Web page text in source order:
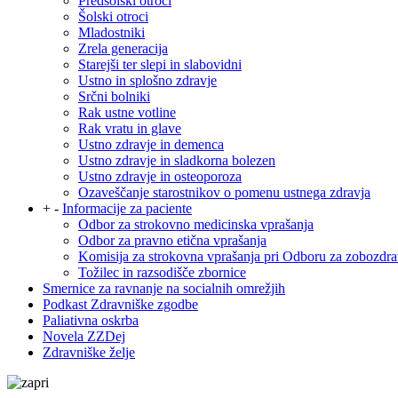
Šolski otroci
Mladostniki
Zrela generacija
Starejši ter slepi in slabovidni
Ustno in splošno zdravje
Srčni bolniki
Rak ustne votline
Rak vratu in glave
Ustno zdravje in demenca
Ustno zdravje in sladkorna bolezen
Ustno zdravje in osteoporoza
Ozaveščanje starostnikov o pomenu ustnega zdravja
+ - Informacije za paciente
Odbor za strokovno medicinska vprašanja
Odbor za pravno etična vprašanja
Komisija za strokovna vprašanja pri Odboru za
Tožilec in razsodišče zbornice
Smernice za ravnanje na socialnih omrežjih
Podkast Zdravniške zgodbe
Paliativna oskrba
Novela ZZDej
Zdravniške želje